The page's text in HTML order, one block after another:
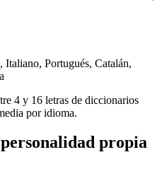
Italiano, Portugués, Catalán,
4 y 16 letras de diccionarios
por idioma.
propia